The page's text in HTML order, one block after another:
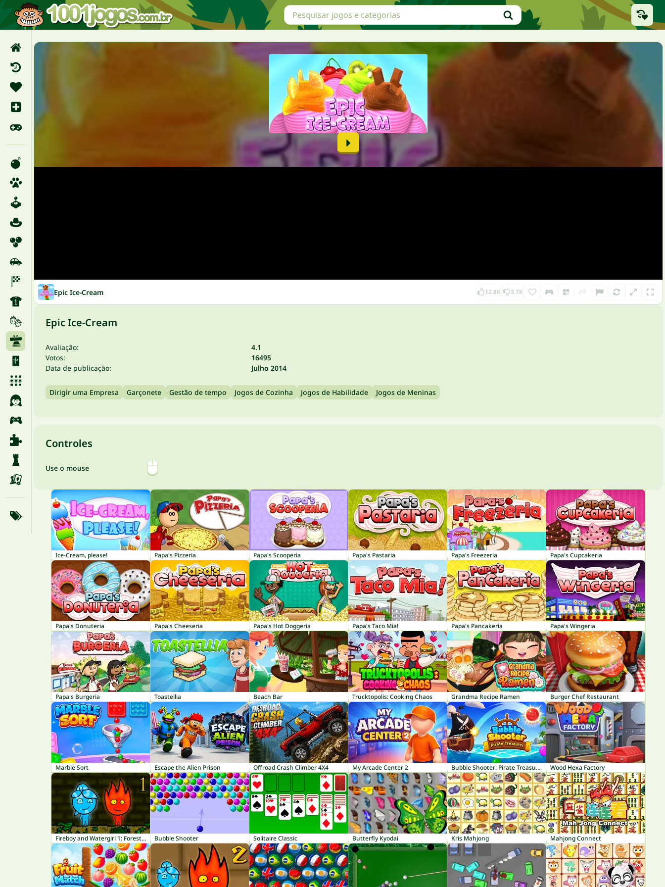
Epic Ice-Cream 12.8K 3.7K
Epic Ice-Cream
Avaliação:
4.1
Votos:
16495
Data de publicação:
Julho 2014
Dirigir uma Empresa Garçonete Gestão de tempo Jogos de Cozinha Jogos de Habilidade Jogos de Meninas
Controles
Use o mouse
Ice-Cream, please! Papa's Pizzeria Papa's Scooperia Papa's Pastaria Papa's Freezeria Papa's Cupcakeria
Papa's Donuteria Papa's Cheeseria Papa's Hot Doggeria Papa's Taco Mia! Papa's Pancakeria Papa's Wingeria
Papa's Burgeria Toastellia Beach Bar Trucktopolis: Cooking Chaos Grandma Recipe Ramen Burger Chef Restaurant
Marble Sort Escape the Alien Prison Offroad Crash Climber 4X4 My Arcade Center 2 Bubble Shooter: Pirate Treasures Wood Hexa Factory
Fireboy and Watergirl 1: Forest Temple Bubble Shooter Solitaire Classic Butterfly Kyodai Kris Mahjong Mahjong Connect